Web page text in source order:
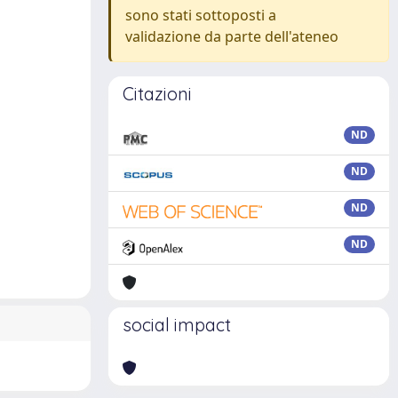
sono stati sottoposti a
validazione da parte dell'ateneo
Citazioni
ND
ND
ND
ND
social impact